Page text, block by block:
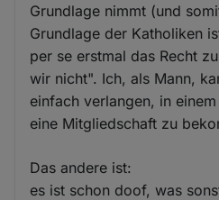
Grundlage nimmt (und
Grundlage der Katholiken
per se erstmal das Recht
wir nicht". Ich, als Mann,
einfach verlangen, in
eine Mitgliedschaft zu
Das andere ist:
es ist schon doof, was